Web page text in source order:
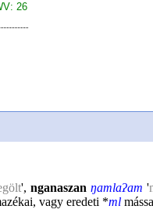
26
', nganaszan ŋamlaʔam'
vagy eredeti *ml